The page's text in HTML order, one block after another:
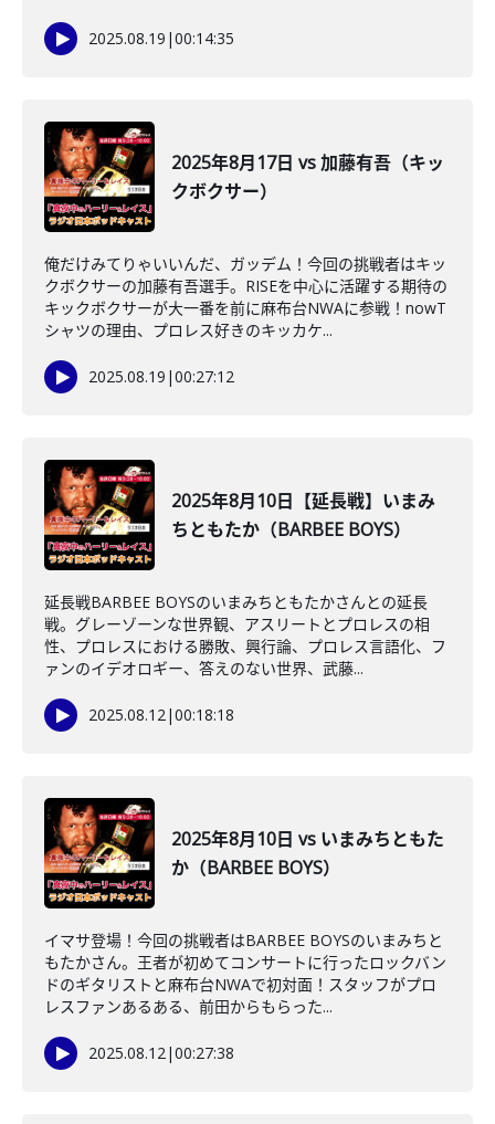
2025.08.19 |00:14:35
2025年8月17日 vs 加藤有吾（キッ
クボクサー）
俺だけみてりゃいいんだ、ガッデム！今回の挑戦者はキッ
クボクサーの加藤有吾選手。RISEを中心に活躍する期待の
キックボクサーが大一番を前に麻布台NWAに参戦！nowT
シャツの理由、プロレス好きのキッカケ...
2025.08.19 |00:27:12
2025年8月10日【延長戦】いまみ
ちともたか（BARBEE BOYS）
延長戦BARBEE BOYSのいまみちともたかさんとの延長
戦。グレーゾーンな世界観、アスリートとプロレスの相
性、プロレスにおける勝敗、興行論、プロレス言語化、フ
ァンのイデオロギー、答えのない世界、武藤...
2025.08.12|00:18:18
2025年8月10日 vs いまみちともた
か（BARBEE BOYS）
イマサ登場！今回の挑戦者はBARBEE BOYSのいまみちと
もたかさん。王者が初めてコンサートに行ったロックバン
ドのギタリストと麻布台NWAで初対面！スタッフがプロ
レスファンあるある、前田からもらった...
2025.08.12|00:27:38